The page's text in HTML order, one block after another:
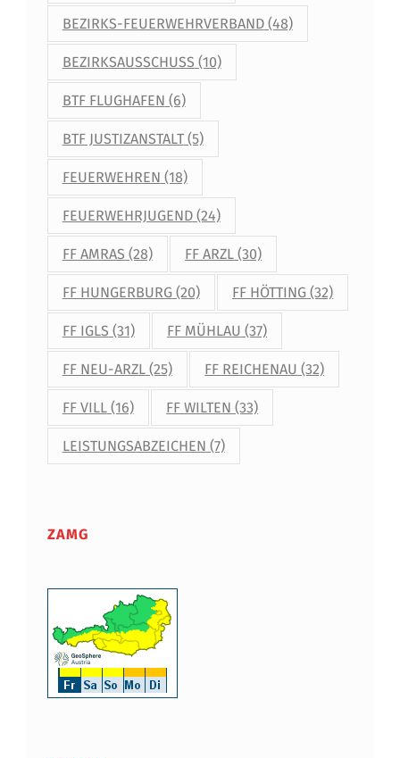
L
U
N
D
R
E
I
C
H
N
A
U
BEZIRKS-FEUERWEHRVERBAND(48)
BEZIRKSAUSSCHUSS (10)
BTF FLUGHAFEN (6)
BTF JUSTIZANSTALT(5)
FEUERWEHREN (18)
FEUERWEHRJUGEND(24)
FF AMRAS (28) FF ARZL (30)
FF HUNGERBURG(20) FF HÖTTING (32)
FF IGLS (31) FF MÜHLAU (37)
FF NEU-ARZL(25) FF REICHENAU (32)
FF VILL(16) FF WILTEN (33)
LEISTUNGSABZEICHEN (7)
ZAMG